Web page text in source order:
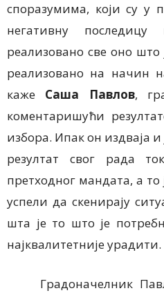
споразумима, који су у
негативну
реализовано све оно
реализовано на начин
каже Саша Павлов,
коментаришући
избора. Ипак он издваја
резултат свог рада
претходног мандата, а
успели да скенирају
шта је то што је
најквалитетније урадити.
Градоначелник